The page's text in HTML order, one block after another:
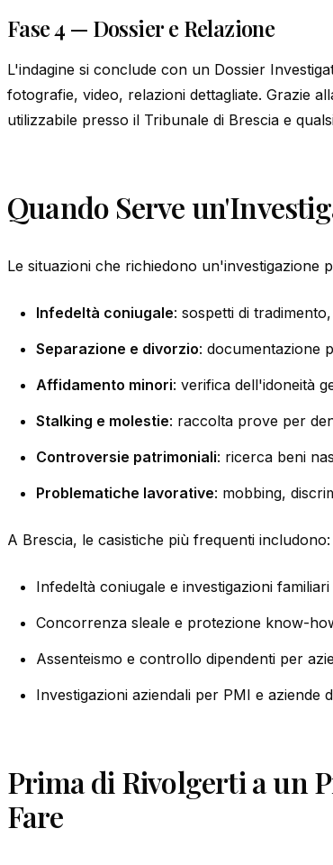
Fase 4 — Dossier e Relazione
L'indagine si conclude con un Dossier
fotografie, video, relazioni dettagliate. Grazie
utilizzabile presso il Tribunale di Brescia e
Quando Serve
Le situazioni che richiedono un'investigazione
Infedeltà coniugale: sospetti di
Separazione e divorzio: documentazione
Affidamento minori: verifica dell'idoneità
Stalking e molestie: raccolta prove per
Controversie patrimoniali: ricerca beni
Problematiche lavorative: mobbing,
A Brescia, le casistiche più frequenti includono:
Infedeltà coniugale e investigazioni
Concorrenza sleale e protezione know-
Assenteismo e controllo dipendenti per
Investigazioni aziendali per PMI e aziende
Prima di Rivolgerti a un
Fare